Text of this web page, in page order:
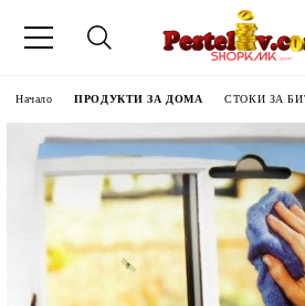
Начало ПРОДУКТИ ЗА ДОМА СТОКИ ЗА